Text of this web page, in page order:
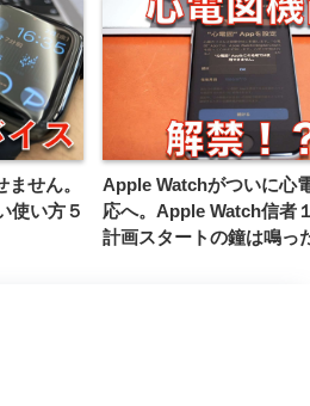
せん。
使い方５
Apple Watchがついに心
応へ。Apple Watch信者
計画スタートの鐘は鳴っ